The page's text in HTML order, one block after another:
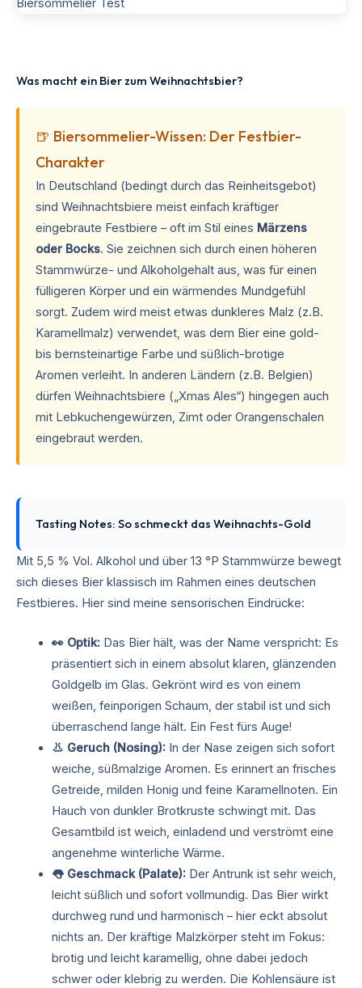
Was macht ein Bier zum Weihnachtsbier?
🍺 Biersommelier-Wissen: Der Festbier-
Charakter
In Deutschland (bedingt durch das Reinheitsgebot)
sind Weihnachtsbiere meist einfach kräftiger
eingebraute Festbiere – oft im Stil eines Märzens
oder Bocks. Sie zeichnen sich durch einen höheren
Stammwürze- und Alkoholgehalt aus, was für einen
fülligeren Körper und ein wärmendes Mundgefühl
sorgt. Zudem wird meist etwas dunkleres Malz (z.B.
Karamellmalz) verwendet, was dem Bier eine gold-
bis bernsteinartige Farbe und süßlich-brotige
Aromen verleiht. In anderen Ländern (z.B. Belgien)
dürfen Weihnachtsbiere („Xmas Ales“) hingegen auch
mit Lebkuchengewürzen, Zimt oder Orangenschalen
eingebraut werden.
Tasting Notes: So schmeckt das Weihnachts-Gold
Mit 5,5 % Vol. Alkohol und über 13 °P Stammwürze bewegt
sich dieses Bier klassisch im Rahmen eines deutschen
Festbieres. Hier sind meine sensorischen Eindrücke:
👀 Optik:Das Bier hält, was der Name verspricht: Es
präsentiert sich in einem absolut klaren, glänzenden
Goldgelb im Glas. Gekrönt wird es von einem
weißen, feinporigen Schaum, der stabil ist und sich
überraschend lange hält. Ein Fest fürs Auge!
👃 Geruch (Nosing):In der Nase zeigen sich sofort
weiche, süßmalzige Aromen. Es erinnert an frisches
Getreide, milden Honig und feine Karamellnoten. Ein
Hauch von dunkler Brotkruste schwingt mit. Das
Gesamtbild ist weich, einladend und verströmt eine
angenehme winterliche Wärme.
👅 Geschmack (Palate):Der Antrunk ist sehr weich,
leicht süßlich und sofort vollmundig. Das Bier wirkt
durchweg rund und harmonisch – hier eckt absolut
nichts an. Der kräftige Malzkörper steht im Fokus:
brotig und leicht karamellig, ohne dabei jedoch
schwer oder klebrig zu werden. Die Kohlensäure ist